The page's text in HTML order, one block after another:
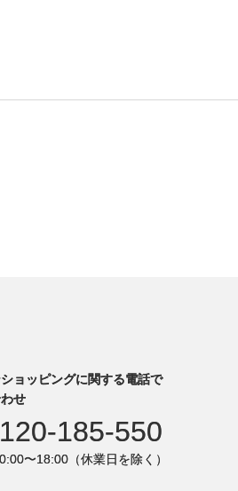
ョッピングに関する電話で
せ
185-550
〜18:00（休業日を除く）